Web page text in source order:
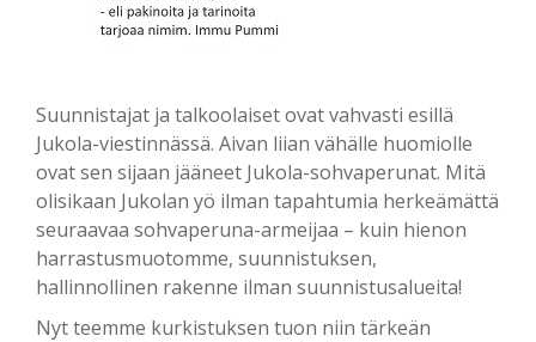
Suunnistajat ja talkoolaiset ovat vahvasti esillä
Jukola-viestinnässä. Aivan liian vähälle huomiolle
ovat sen sijaan jääneet Jukola-sohvaperunat. Mitä
olisikaan Jukolan yö ilman tapahtumia herkeämättä
seuraavaa sohvaperuna-armeijaa – kuin hienon
harrastusmuotomme, suunnistuksen,
hallinnollinen rakenne ilman suunnistusalueita!
Nyt teemme kurkistuksen tuon niin tärkeän